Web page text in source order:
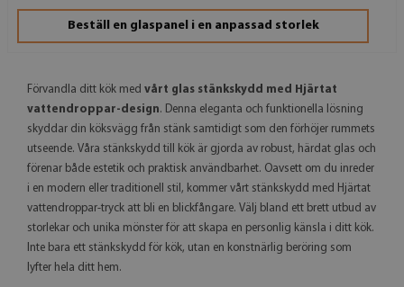
Beställ en glaspanel i en anpassad storlek
Förvandla ditt kök med vårt glas stänkskydd med Hjärtat
vattendroppar-design. Denna eleganta och funktionella lösning
skyddar din köksvägg från stänk samtidigt som den förhöjer rummets
utseende. Våra stänkskydd till kök är gjorda av robust, härdat glas och
förenar både estetik och praktisk användbarhet. Oavsett om du inreder
i en modern eller traditionell stil, kommer vårt stänkskydd med Hjärtat
vattendroppar-tryck att bli en blickfångare. Välj bland ett brett utbud av
storlekar och unika mönster för att skapa en personlig känsla i ditt kök.
Inte bara ett stänkskydd för kök, utan en konstnärlig beröring som
lyfter hela ditt hem.